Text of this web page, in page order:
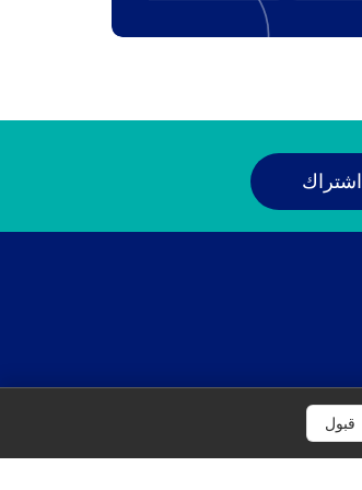
اشتراك
قبول